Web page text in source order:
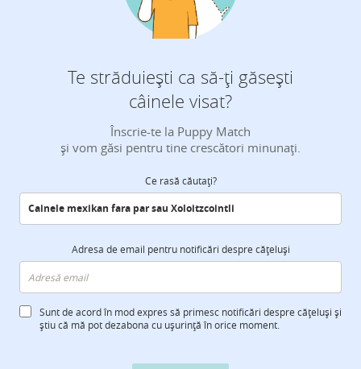
Te străduiești ca să-ți găsești
câinele visat?
Înscrie-te la Puppy Match
și vom găsi pentru tine crescători minunați.
Ce rasă căutați?
Adresa de email pentru notificări despre cățeluși
Sunt de acord în mod expres să primesc notificări despre cățeluși și
știu că mă pot dezabona cu ușurință în orice moment.